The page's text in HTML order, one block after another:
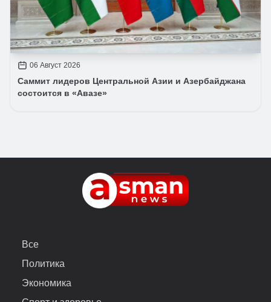
06 Август 2026
Саммит лидеров Центральной Азии и Азербайджана
состоится в «Авазе»
Все
Политика
Экономика